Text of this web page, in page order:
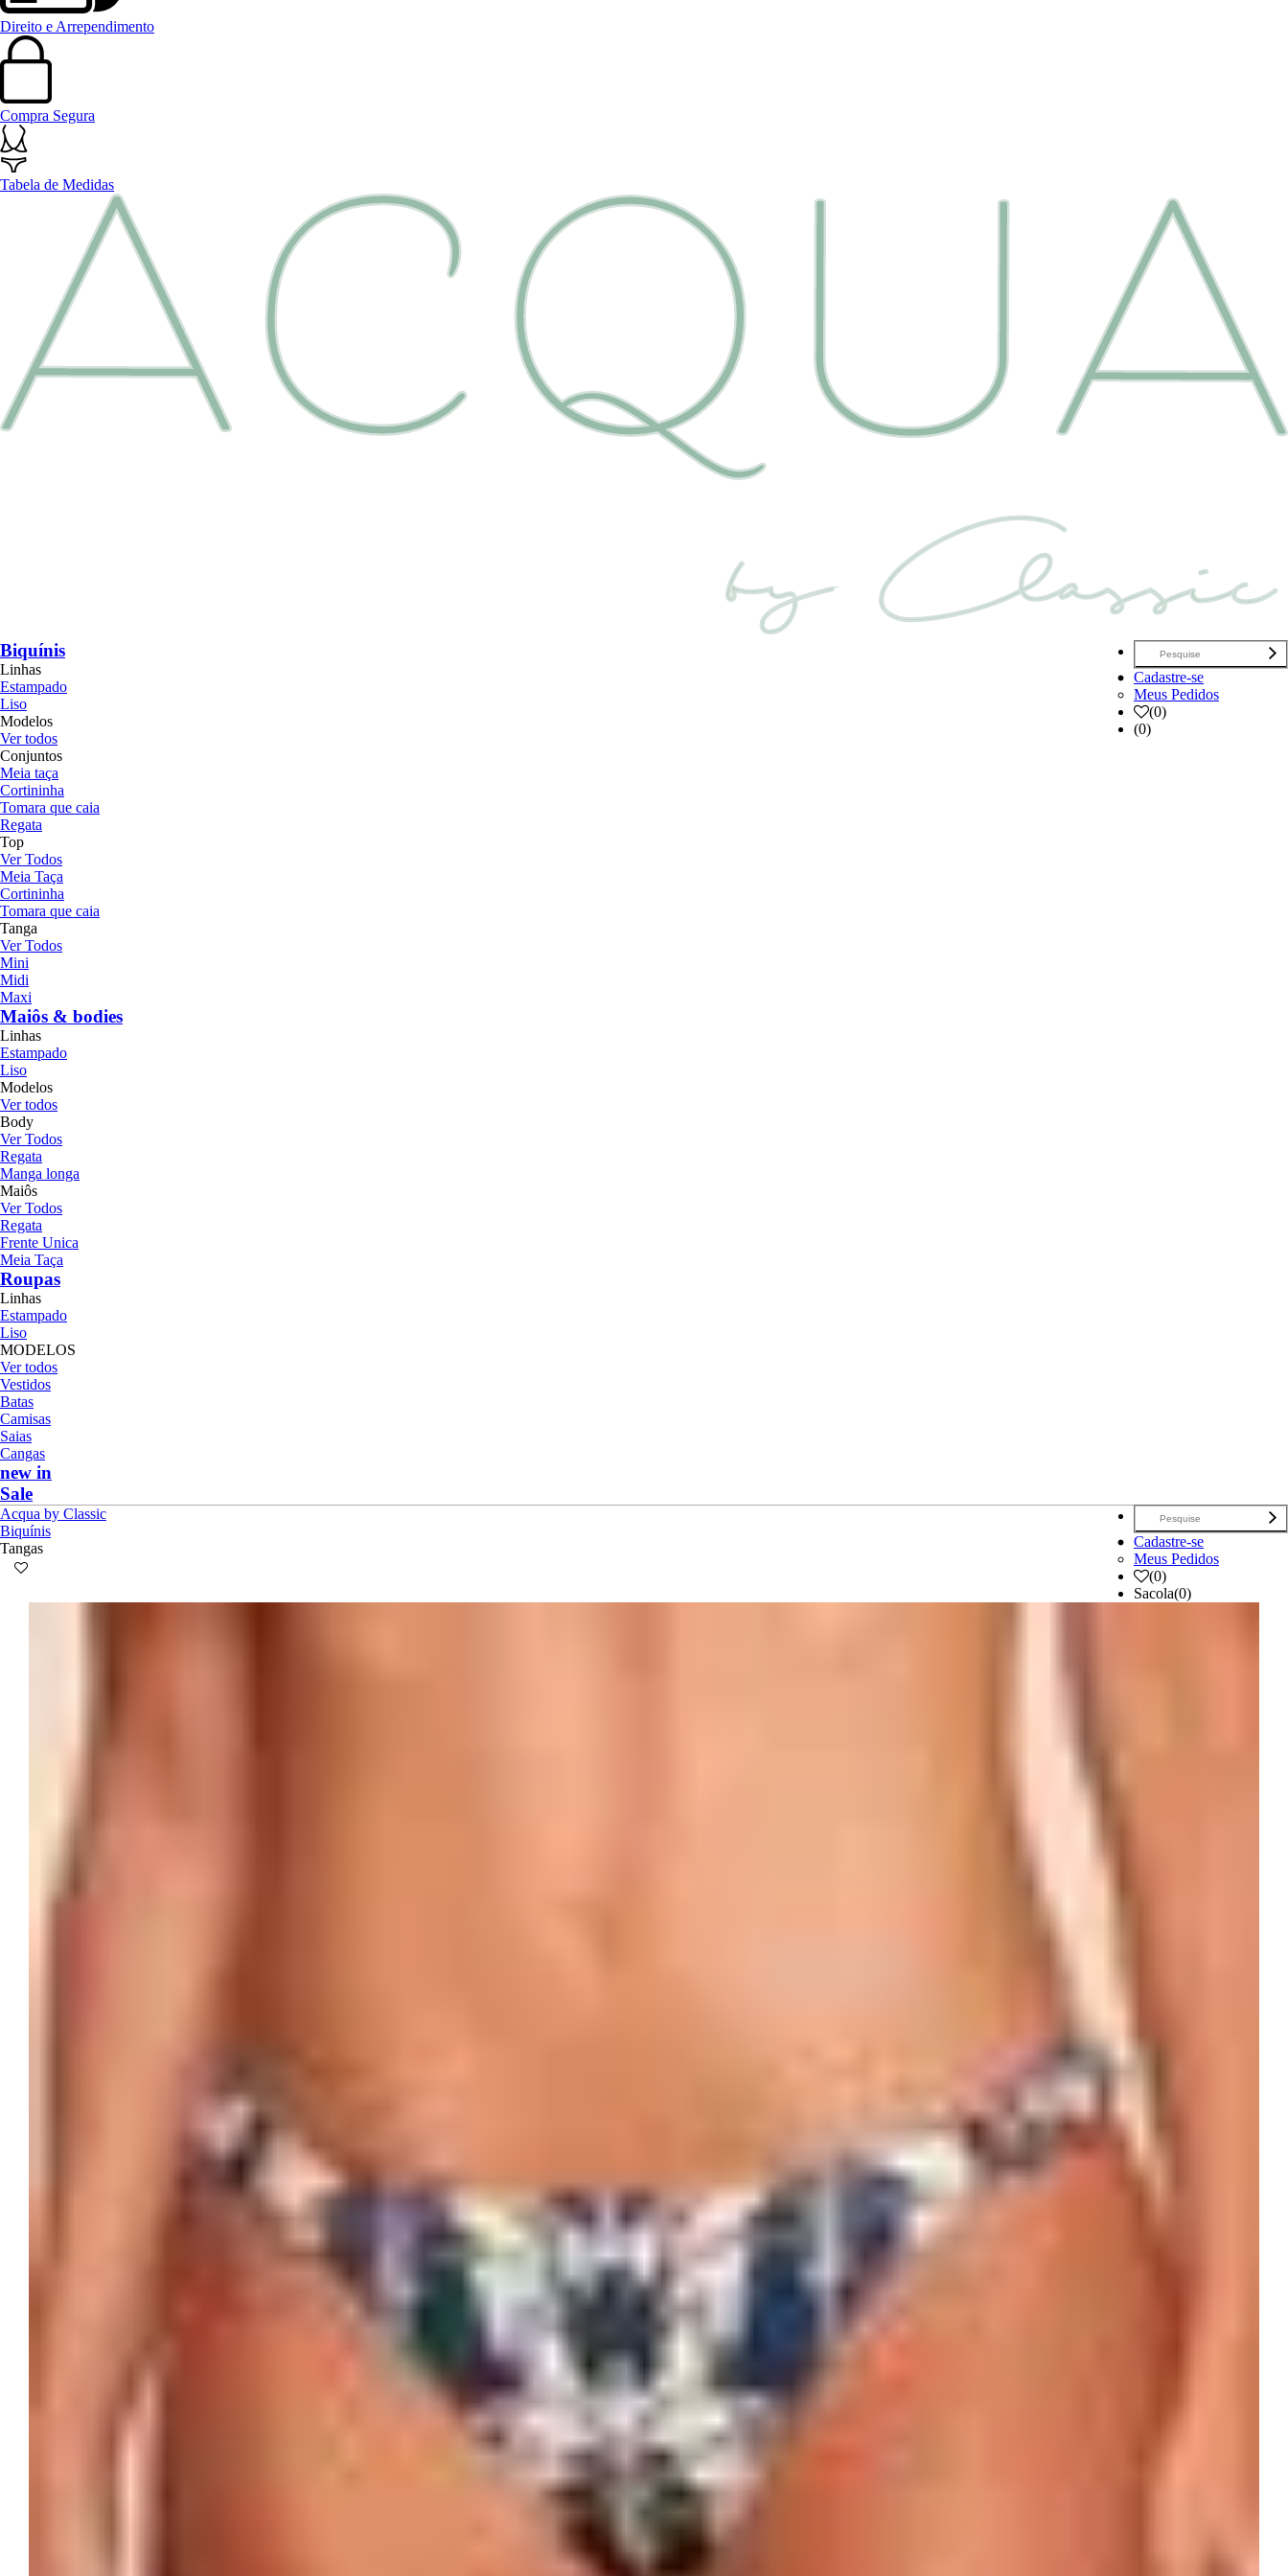
Direito e Arrependimento
Compra Segura
Tabela de Medidas
Cadastre-se
Meus Pedidos
(0)
(0)
Biquínis
Linhas
Estampado
Liso
Modelos
Ver todos
Conjuntos
Meia taça
Cortininha
Tomara que caia
Regata
Top
Ver Todos
Meia Taça
Cortininha
Tomara que caia
Tanga
Ver Todos
Mini
Midi
Maxi
Maiôs & bodies
Linhas
Estampado
Liso
Modelos
Ver todos
Body
Ver Todos
Regata
Manga longa
Maiôs
Ver Todos
Regata
Frente Unica
Meia Taça
Roupas
Linhas
Estampado
Liso
MODELOS
Ver todos
Vestidos
Batas
Camisas
Saias
Cangas
new in
Sale
Cadastre-se
Meus Pedidos
(0)
Sacola(0)
Acqua by Classic
Biquínis
Tangas